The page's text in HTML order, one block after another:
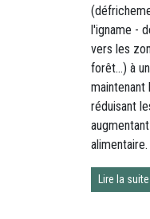
l'igname -
vers les
forêt...) à
réduisant
alimentaire.
Lire la suite